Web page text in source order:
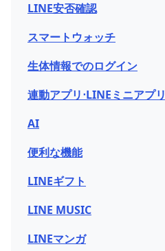
LINE安否確認
スマートウォッチ
生体情報でのログイン
連動アプリ⋅LINEミニアプリ
AI
便利な機能
LINEギフト
LINE MUSIC
LINEマンガ